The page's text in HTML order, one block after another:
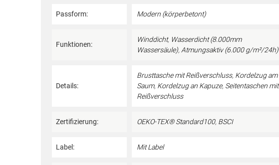
Passform: Modern (körperbetont)
Funktionen:
Winddicht, Wasserdicht (8.000mm
Wassersäule), Atmungsaktiv (6.000 g/m²/24h)
Details:
Brusttasche mit Reißverschluss, Kordelzug am
Saum, Kordelzug an Kapuze, Seitentaschen mit
Reißverschluss
Zertifizierung: OEKO-TEX® Standard100, BSCI
Label: Mit Label